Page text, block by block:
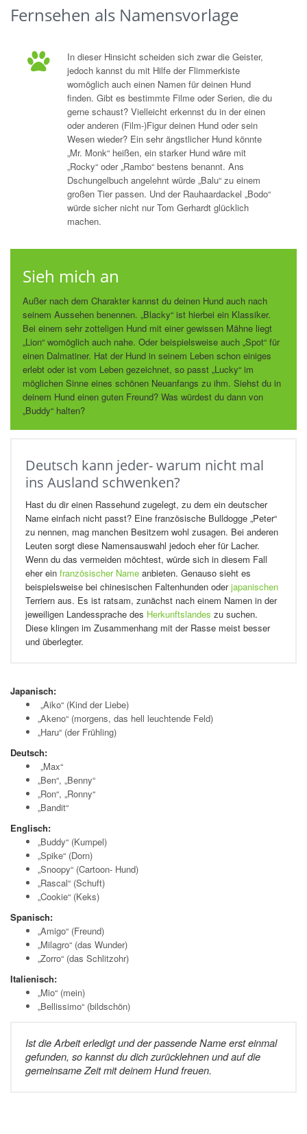
Fernsehen als Namensvorlage
In dieser Hinsicht scheiden sich zwar die Geister,
jedoch kannst du mit Hilfe der Flimmerkiste
womöglich auch einen Namen für deinen Hund
finden. Gibt es bestimmte Filme oder Serien, die du
gerne schaust? Vielleicht erkennst du in der einen
oder anderen (Film-)Figur deinen Hund oder sein
Wesen wieder? Ein sehr ängstlicher Hund könnte
„Mr. Monk“ heißen, ein starker Hund wäre mit
„Rocky“ oder „Rambo“ bestens benannt. Ans
Dschungelbuch angelehnt würde „Balu“ zu einem
großen Tier passen. Und der Rauhaardackel „Bodo“
würde sicher nicht nur Tom Gerhardt glücklich
machen.
Sieh mich an
Außer nach dem Charakter kannst du deinen Hund auch nach
seinem Aussehen benennen. „Blacky“ ist hierbei ein Klassiker.
Bei einem sehr zotteligen Hund mit einer gewissen Mähne liegt
„Lion“ womöglich auch nahe. Oder beispielsweise auch „Spot“ für
einen Dalmatiner. Hat der Hund in seinem Leben schon einiges
erlebt oder ist vom Leben gezeichnet, so passt „Lucky“ im
möglichen Sinne eines schönen Neuanfangs zu ihm. Siehst du in
deinem Hund einen guten Freund? Was würdest du dann von
„Buddy“ halten?
Deutsch kann jeder- warum nicht mal
ins Ausland schwenken?
Hast du dir einen Rassehund zugelegt, zu dem ein deutscher
Name einfach nicht passt? Eine französische Bulldogge „Peter“
zu nennen, mag manchen Besitzern wohl zusagen. Bei anderen
Leuten sorgt diese Namensauswahl jedoch eher für Lacher.
Wenn du das vermeiden möchtest, würde sich in diesem Fall
eher ein französischer Name anbieten. Genauso sieht es
beispielsweise bei chinesischen Faltenhunden oderjapanischen
Terriern aus. Es ist ratsam, zunächst nach einem Namen in der
jeweiligen Landessprache des Herkunftslandes zu suchen.
Diese klingen im Zusammenhang mit der Rasse meist besser
und überlegter.
Japanisch:
„Aiko“ (Kind der Liebe)
„Akeno“ (morgens, das hell leuchtende Feld)
„Haru“ (der Frühling)
Deutsch:
„Max“
„Ben“, „Benny“
„Ron“, „Ronny“
„Bandit“
Englisch:
„Buddy“ (Kumpel)
„Spike“ (Dorn)
„Snoopy“ (Cartoon- Hund)
„Rascal“ (Schuft)
„Cookie“ (Keks)
Spanisch:
„Amigo“ (Freund)
„Milagro“ (das Wunder)
„Zorro“ (das Schlitzohr)
Italienisch:
„Mio“ (mein)
„Bellissimo“ (bildschön)
Ist die Arbeit erledigt und der passende Name erst einmal
gefunden, so kannst du dich zurücklehnen und auf die
gemeinsame Zeit mit deinem Hund freuen.